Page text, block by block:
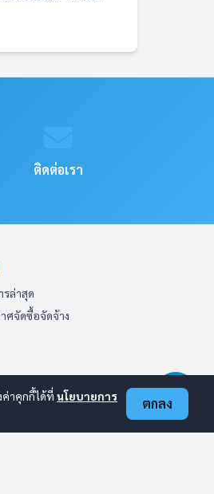
ติดต่อเรา
รล่าสุด
ศจัดซื้อจัดจ้าง
ค่าคุกกี้ได้ที่ นโยบายการ
ตกลง